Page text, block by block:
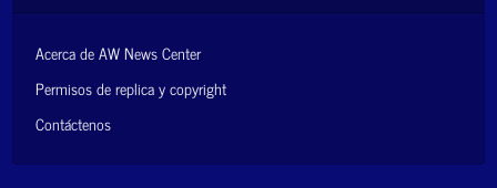
Acerca de AW News Center
Permisos de replica y copyright
Contáctenos